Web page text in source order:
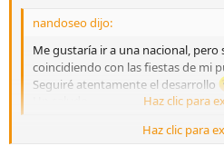
nandoseo dijo:
Me gustaría ir a una nacional, pero
coincidiendo con las fiestas de mi
Seguiré atentamente el desarrollo
Haz clic para
Haz clic para